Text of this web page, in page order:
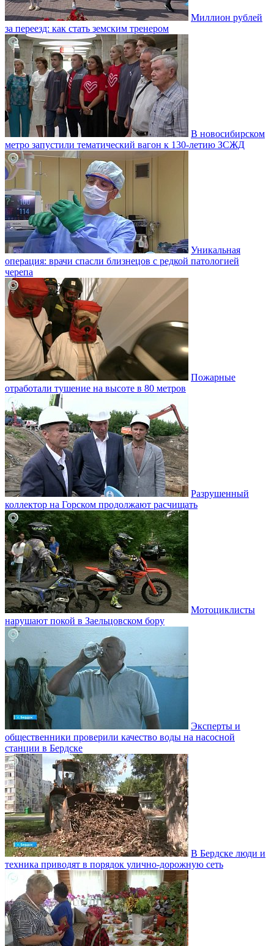
Миллион рублей
за переезд: как стать земским тренером
В новосибирском
метро запустили тематический вагон к 130-летию ЗСЖД
Уникальная
операция: врачи спасли близнецов с редкой патологией
черепа
Пожарные
отработали тушение на высоте в 80 метров
Разрушенный
коллектор на Горском продолжают расчищать
Мотоциклисты
нарушают покой в Заельцовском бору
Эксперты и
общественники проверили качество воды на насосной
станции в Бердске
В Бердске люди и
техника приводят в порядок улично‑дорожную сеть